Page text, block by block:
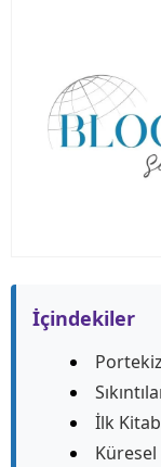
İçindekiler
İlk